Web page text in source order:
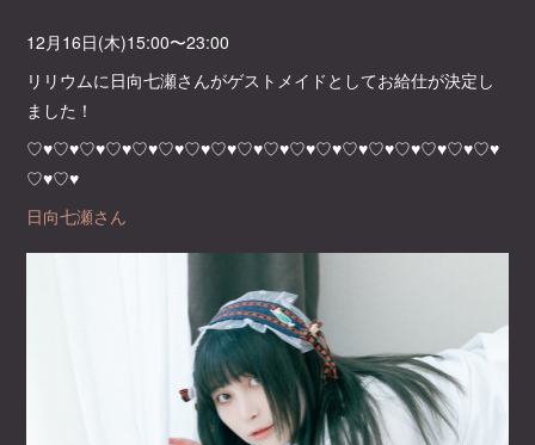
12月16日(木)15:00〜23:00
リリウムに日向七瀬さんがゲストメイドとしてお給仕が決定し
ました！
♡♥♡♥♡♥♡♥♡♥♡♥♡♥♡♥♡♥♡♥♡♥♡♥♡♥♡♥♡♥♡♥♡♥♡♥
♡♥♡♥
日向七瀬さん